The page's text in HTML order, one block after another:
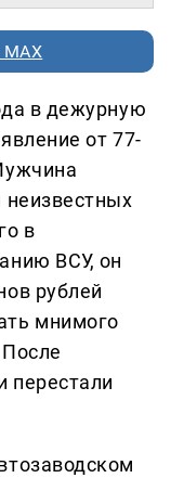
в дежурную
от 77-
неизвестных
в
ВСУ, он
рублей
мнимого
перестали